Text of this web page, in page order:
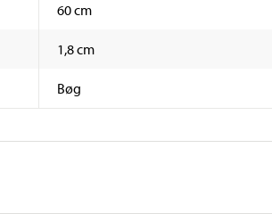
60 cm
1,8 cm
Bøg